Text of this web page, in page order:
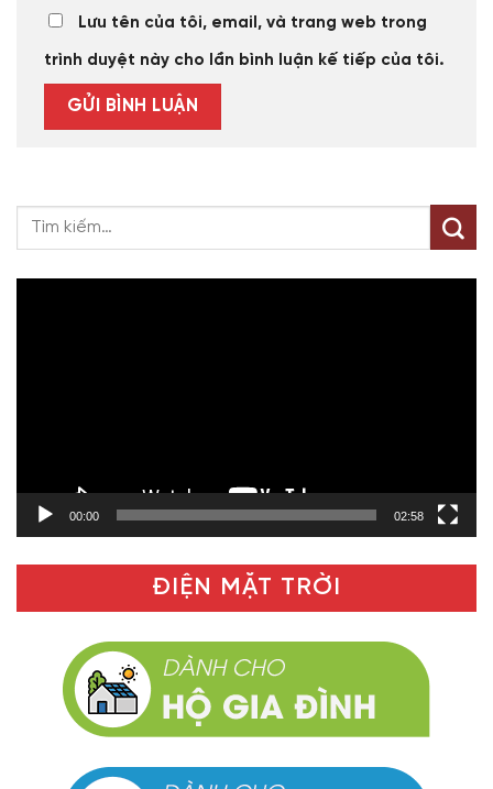
Lưu tên của tôi, email, và trang web trong
trình duyệt này cho lần bình luận kế tiếp của tôi.
00:00 02:58
ĐIỆN MẶT TRỜI